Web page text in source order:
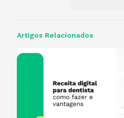
Artigos Relacionados